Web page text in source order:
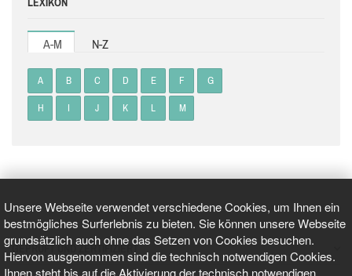
Unsere Webseite verwendet verschiedene Cookies, um Ihnen ein
bestmögliches Surferlebnis zu bieten. Sie können unsere Webseite
grundsätzlich auch ohne das Setzen von Cookies besuchen.
Hiervon ausgenommen sind die technisch notwendigen Cookies.
Ihnen steht bis auf die Aktivierung der technisch notwendigen
A-M N-Z
A B C D E F G
H I J K L M
GEPRÜFT UND ZERTIFIZIERT